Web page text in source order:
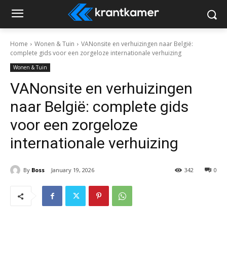
Home Wonen & Tuin
VANonsite en verhuizingen naar België:
complete gids voor een zorgeloze internationale verhuizing
Wonen & Tuin
VANonsite en verhuizingen
naar België: complete gids
voor een zorgeloze
internationale verhuizing
By Boss January 19, 2026 0
342